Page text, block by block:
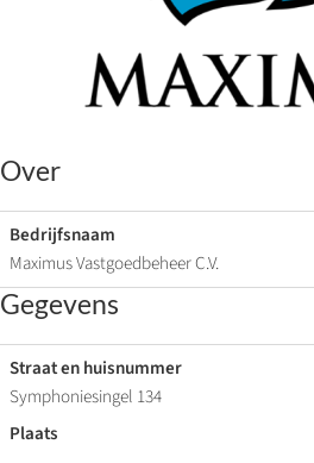
Over
Bedrijfsnaam
Maximus Vastgoedbeheer C.V.
Gegevens
Straat en huisnummer
Symphoniesingel 134
Plaats